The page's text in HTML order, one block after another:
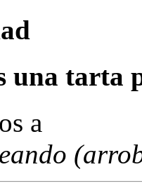
una tarta
a